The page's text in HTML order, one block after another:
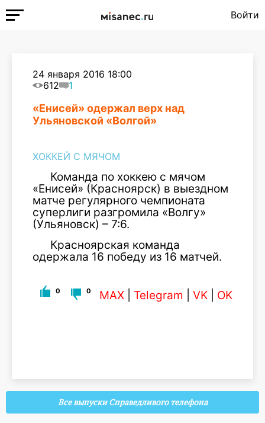
Войти
24 января 2016 18:00
612
1
«Енисей» одержал верх над
Ульяновской «Волгой»
ХОККЕЙ С МЯЧОМ
Команда по хоккею с мячом
«Енисей» (Красноярск) в выездном
матче регулярного чемпионата
суперлиги разгромила «Волгу»
(Ульяновск) – 7:6.
Красноярская команда
одержала 16 победу из 16 матчей.
0 0 MAX Telegram VK OK
Все выпуски Справедливого телефона